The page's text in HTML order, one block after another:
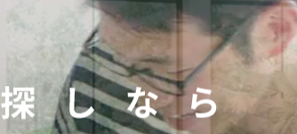
新潟
富山